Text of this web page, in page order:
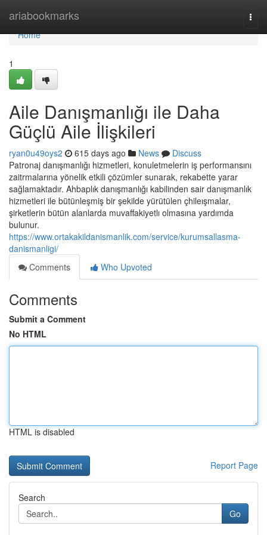
ariabookmarks
Home
Home
1
Aile Danışmanlığı ile Daha
Güçlü Aile İlişkileri
ryan0u49oys2 615 days ago News
Discuss
Patronaj danışmanlığı hizmetleri, konuletmelerin iş performansını
zaitrmalarına yönelik etkili çözümler sunarak, rekabette yarar
sağlamaktadır. Ahbaplık danışmanlığı kabilinden sair danışmanlık
hizmetleri ile bütünleşmiş bir şekilde yürütülen çhileışmalar,
şirketlerin bütün alanlarda muvaffakiyetlı olmasına yardımda
bulunur.
https://www.ortakakildanismanlik.com/service/kurumsallasma-
danismanligi/
Comments
Who Upvoted
Comments
Submit a Comment
No HTML
HTML is disabled
Report Page
Search
Go